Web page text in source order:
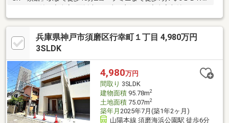
ＷＣＬ付◇シャッター付きガレージあり（2台以上駐車可）コー
プミニ…徒歩7分（約450ｍ）ジョイエール…徒歩10分（約700ｍ）
北須磨小学校…徒歩7分（約500ｍ）高倉中学校…徒歩21分（約
1700ｍ）
兵庫県神戸市須磨区行幸町１丁目 4,980万円
3SLDK
4,980万円
間取り 3SLDK
建物面積95.78m2
土地面積75.07m2
築年月 2025年7月(築1年2ヶ月)
山陽本線 須磨海浜公園駅 徒歩6分